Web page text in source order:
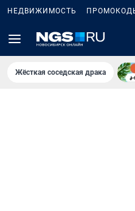
НЕДВИЖИМОСТЬ
Жёсткая соседская драка